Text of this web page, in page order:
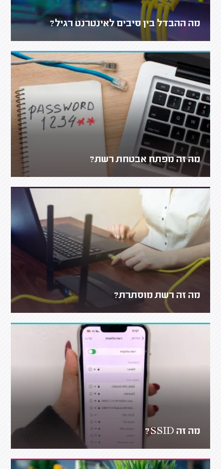
מה ההבדל בין סיבים לאינטרנט רגיל?
מה זה מפתח אבטחת רשת?
מה זה רשת מוסתרת?
מה זה SSID?